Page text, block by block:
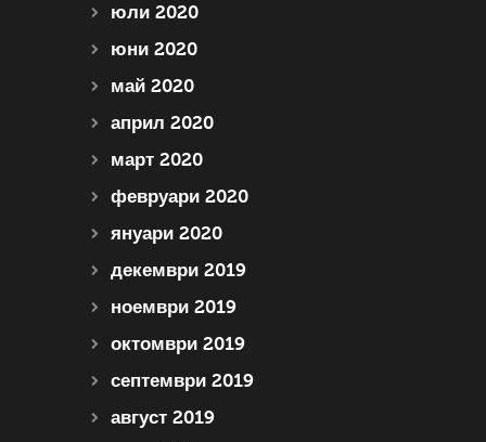
юли 2020
юни 2020
май 2020
април 2020
март 2020
февруари 2020
януари 2020
декември 2019
ноември 2019
октомври 2019
септември 2019
август 2019